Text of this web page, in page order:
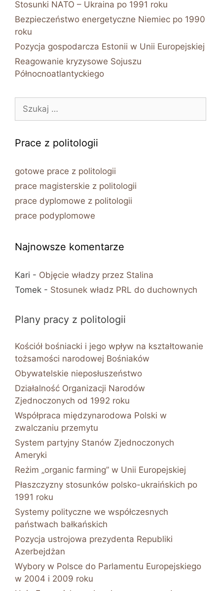
Stosunki NATO – Ukraina po 1991 roku
Bezpieczeństwo energetyczne Niemiec po 1990
roku
Pozycja gospodarcza Estonii w Unii Europejskiej
Reagowanie kryzysowe Sojuszu
Północnoatlantyckiego
Prace z politologii
gotowe prace z politologii
prace magisterskie z politologii
prace dyplomowe z politologii
prace podyplomowe
Najnowsze komentarze
Kari - Objęcie władzy przez Stalina
Tomek - Stosunek władz PRL do duchownych
Plany pracy z politologii
Kościół bośniacki i jego wpływ na kształtowanie
tożsamości narodowej Bośniaków
Obywatelskie nieposłuszeństwo
Działalność Organizacji Narodów
Zjednoczonych od 1992 roku
Współpraca międzynarodowa Polski w
zwalczaniu przemytu
System partyjny Stanów Zjednoczonych
Ameryki
Reżim „organic farming” w Unii Europejskiej
Płaszczyzny stosunków polsko-ukraińskich po
1991 roku
Systemy polityczne we współczesnych
państwach bałkańskich
Pozycja ustrojowa prezydenta Republiki
Azerbejdżan
Wybory w Polsce do Parlamentu Europejskiego
w 2004 i 2009 roku